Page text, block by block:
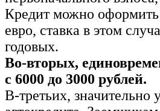
Кредит можно
евро, ставка в этом
годовых.
Во-вторых,
с 6000 до 3000 рублей.
В-третьих,